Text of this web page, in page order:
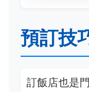
預訂技
訂飯店也是